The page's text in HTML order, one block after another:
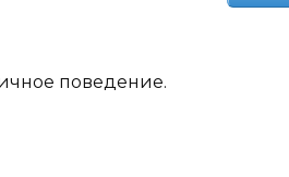
поведение.